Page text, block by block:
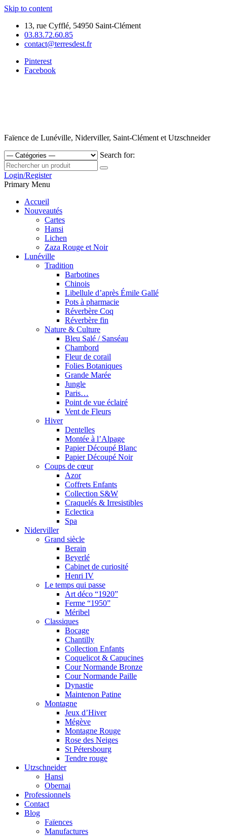
Skip to content
13, rue Cyfflé, 54950 Saint-Clément
03.83.72.60.85
contact@terresdest.fr
Pinterest
Facebook
Faïence de Lunéville, Niderviller, Saint-Clément et Utzschneider
Search for:
Login/Register
Primary Menu
Accueil
Nouveautés
Cartes
Hansi
Lichen
Zaza Rouge et Noir
Lunéville
Tradition
Barbotines
Chinois
Libellule d’après Émile Gallé
Pots à pharmacie
Réverbère Coq
Réverbère fin
Nature & Culture
Bleu Salé / Sanséau
Chambord
Fleur de corail
Folies Botaniques
Grande Marée
Jungle
Paris…
Point de vue éclairé
Vent de Fleurs
Hiver
Dentelles
Montée à l’Alpage
Papier Découpé Blanc
Papier Découpé Noir
Coups de cœur
Azor
Coffrets Enfants
Collection S&W
Craquelés & Irresistibles
Eclectica
Spa
Niderviller
Grand siècle
Berain
Beyerlé
Cabinet de curiosité
Henri IV
Le temps qui passe
Art déco “1920”
Ferme “1950”
Méribel
Classiques
Bocage
Chantilly
Collection Enfants
Coquelicot & Capucines
Cour Normande Bronze
Cour Normande Paille
Dynastie
Maintenon Patine
Montagne
Jeux d’Hiver
Mégève
Montagne Rouge
Rose des Neiges
St Pétersbourg
Tendre rouge
Utzschneider
Hansi
Obernai
Professionnels
Contact
Blog
Faïences
Manufactures